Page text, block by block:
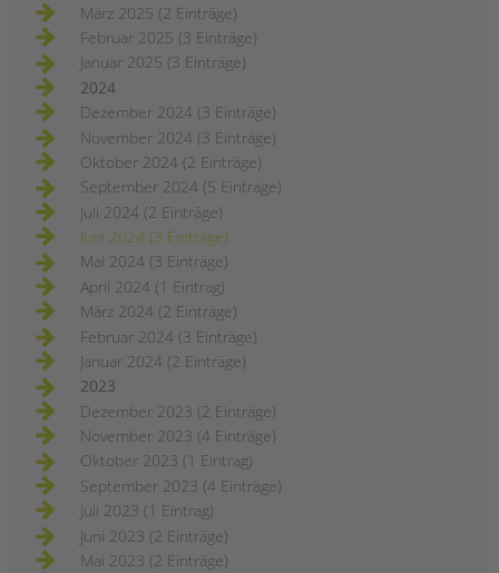
März 2025 (2 Einträge)
Februar 2025 (3 Einträge)
Januar 2025 (3 Einträge)
2024
Dezember 2024 (3 Einträge)
November 2024 (3 Einträge)
Oktober 2024 (2 Einträge)
September 2024 (5 Einträge)
Juli 2024 (2 Einträge)
Juni 2024 (3 Einträge)
Mai 2024 (3 Einträge)
April 2024 (1 Eintrag)
März 2024 (2 Einträge)
Februar 2024 (3 Einträge)
Januar 2024 (2 Einträge)
2023
Dezember 2023 (2 Einträge)
November 2023 (4 Einträge)
Oktober 2023 (1 Eintrag)
September 2023 (4 Einträge)
Juli 2023 (1 Eintrag)
Juni 2023 (2 Einträge)
Mai 2023 (2 Einträge)